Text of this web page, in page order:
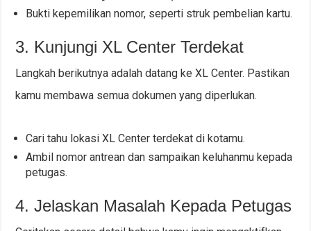
Bukti kepemilikan nomor, seperti struk pembelian kartu.
3. Kunjungi XL Center Terdekat
Langkah berikutnya adalah datang ke XL Center. Pastikan
kamu membawa semua dokumen yang diperlukan.
Cari tahu lokasi XL Center terdekat di kotamu.
Ambil nomor antrean dan sampaikan keluhanmu kepada
petugas.
4. Jelaskan Masalah Kepada Petugas